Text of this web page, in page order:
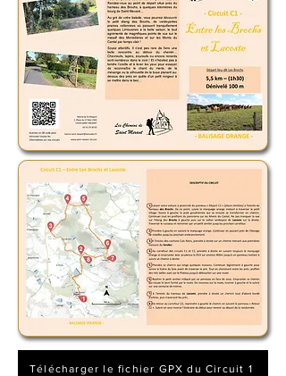
Télécharger le fichier GPX du Circuit 1